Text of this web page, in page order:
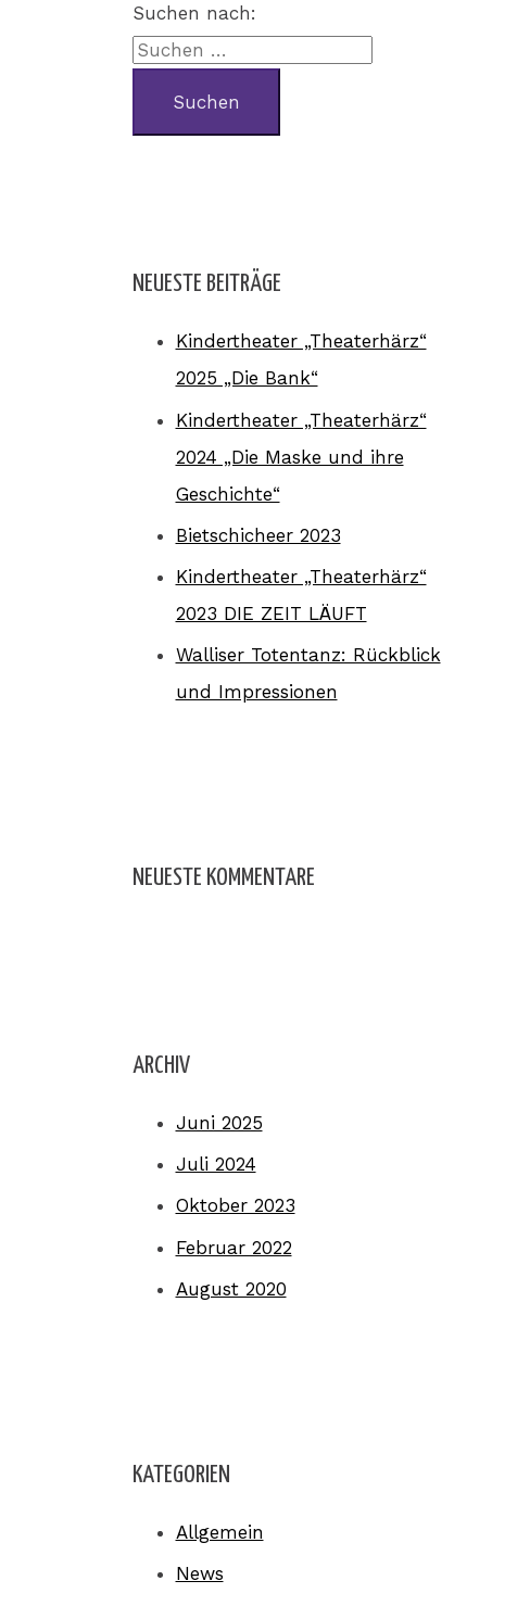
Suchen nach:
NEUESTE BEITRÄGE
Kindertheater „Theaterhärz“
2025 „Die Bank“
Kindertheater „Theaterhärz“
2024 „Die Maske und ihre
Geschichte“
Bietschicheer 2023
Kindertheater „Theaterhärz“
2023 DIE ZEIT LÄUFT
Walliser Totentanz: Rückblick
und Impressionen
NEUESTE KOMMENTARE
ARCHIV
Juni 2025
Juli 2024
Oktober 2023
Februar 2022
August 2020
KATEGORIEN
Allgemein
News